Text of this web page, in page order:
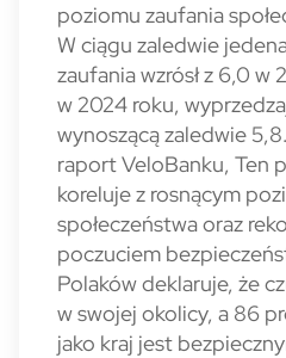
poziomu zaufania
W ciągu zaledwie
zaufania wzrósł z 6,0 w
w 2024 roku,
wynoszącą zaledwie
raport VeloBanku, Ten
koreluje z rosnącym
społeczeństwa oraz
poczuciem
Polaków deklaruje, że
w swojej okolicy, a 86
jako kraj jest